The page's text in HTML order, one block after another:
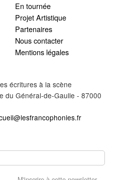
En tournée
Projet Artistique
Partenaires
Nous contacter
Mentions légales
écritures à la scène
du Général-de-Gaulle - 87000